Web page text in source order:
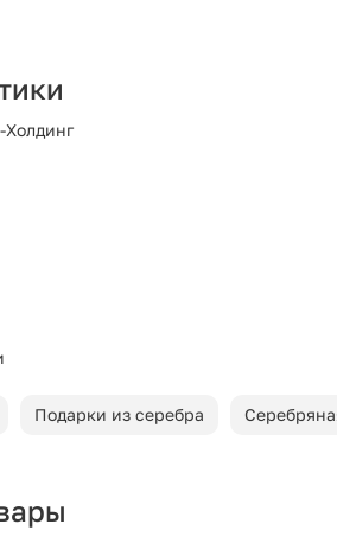
Холдинг
Подарки из серебра